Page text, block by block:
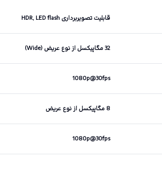
قابلیت تصویربرداری HDR, LED flash
32 مگاپیکسل از نوع عریض (Wide)
1080p@30fps
8 مگاپیکسل از نوع عریض
1080p@30fps